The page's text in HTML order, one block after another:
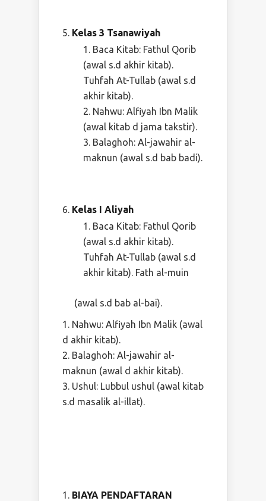
Kelas 3 Tsanawiyah
Baca Kitab: Fathul Qorib
(awal s.d akhir kitab).
Tuhfah At-Tullab (awal s.d
akhir kitab).
Nahwu: Alfiyah Ibn Malik
(awal kitab d jama takstir).
Balaghoh: Al-jawahir al-
maknun (awal s.d bab badi).
Kelas I Aliyah
Baca Kitab: Fathul Qorib
(awal s.d akhir kitab).
Tuhfah At-Tullab (awal s.d
akhir kitab). Fath al-muin
(awal s.d bab al-bai).
Nahwu: Alfiyah Ibn Malik (awal
d akhir kitab).
Balaghoh: Al-jawahir al-
maknun (awal d akhir kitab).
Ushul: Lubbul ushul (awal kitab
s.d masalik al-illat).
BIAYA PENDAFTARAN